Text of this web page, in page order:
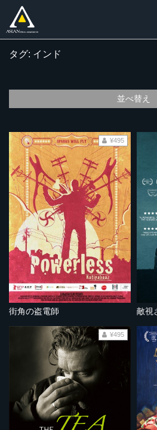
タグ: インド
並べ替え
街角の盗電師
¥495
敵視
¥495